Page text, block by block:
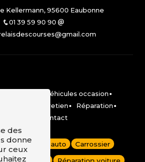
Kellermann, 95600 Eaubonne
01 39 59 90 90
Véhicules occasion
Share
Entretien
Réparation
Contact
Garage auto Carrossier
Renault Réparation voiture
des
donne
ceux